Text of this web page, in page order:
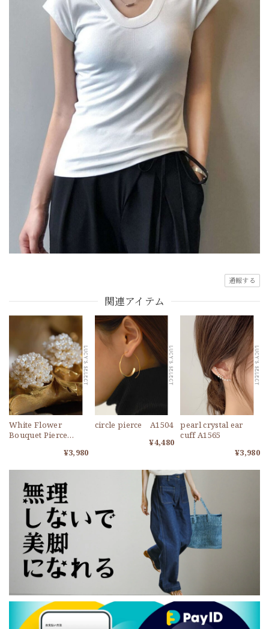
通報する
関連アイテム
White Flower
Bouquet Pierce
¥3,980
circle pierce A1504
¥4,480
pearl crystal ear
cuff A1565
¥3,980